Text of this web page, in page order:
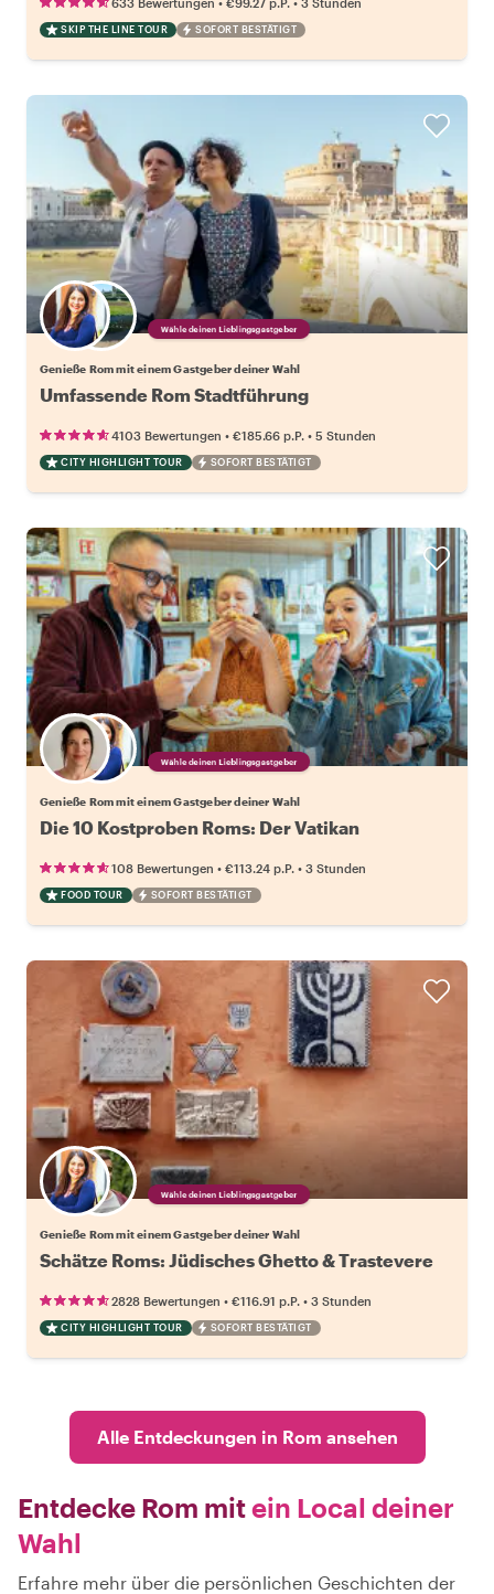
SKIP THE LINE TOUR SOFORT BESTÄTIGT
Wähle deinen Lieblingsgastgeber
Genieße Rom mit einem Gastgeber deiner Wahl
Umfassende Rom Stadtführung
4103 Bewertungen • €185.66 p.P. • 5 Stunden
CITY HIGHLIGHT TOUR SOFORT BESTÄTIGT
Wähle deinen Lieblingsgastgeber
Genieße Rom mit einem Gastgeber deiner Wahl
Die 10 Kostproben Roms: Der Vatikan
108 Bewertungen • €113.24 p.P. • 3 Stunden
FOOD TOUR SOFORT BESTÄTIGT
Wähle deinen Lieblingsgastgeber
Genieße Rom mit einem Gastgeber deiner Wahl
Schätze Roms: Jüdisches Ghetto & Trastevere
2828 Bewertungen • €116.91 p.P. • 3 Stunden
CITY HIGHLIGHT TOUR SOFORT BESTÄTIGT
Alle Entdeckungen in Rom ansehen
Entdecke Rom mitein Local deiner
Wahl
Erfahre mehr über die persönlichen Geschichten der